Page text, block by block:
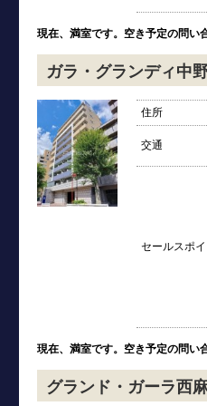
現在、満室です。空き予定の問い
ガラ・グランディ中
住所
交通
セールスポ
現在、満室です。空き予定の問い
グランド・ガーラ西